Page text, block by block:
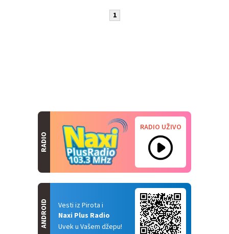
1
RADIO
RADIO UŽIVO
Vesti iz Pirota i
Naxi Plus Radio
Uvek u Vašem džepu!
ANDROID